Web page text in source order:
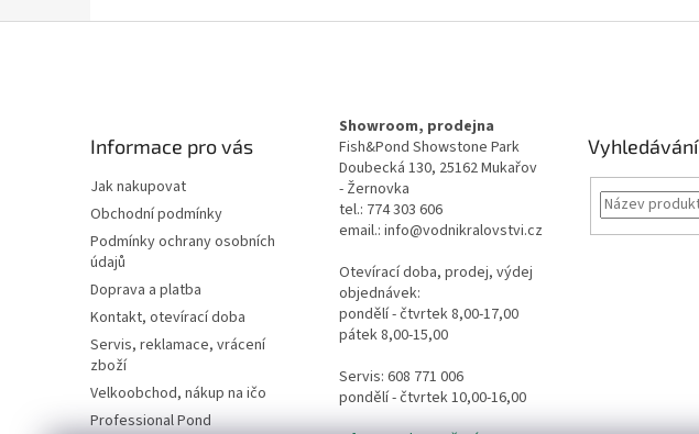
Informace pro vás
Jak nakupovat
Obchodní podmínky
Podmínky ochrany osobních
údajů
Doprava a platba
Kontakt, otevírací doba
Servis, reklamace, vrácení
zboží
Velkoobchod, nákup na ičo
Professional Pond
Showroom, prodejna
Fish&Pond Showstone Park
Doubecká 130, 25162 Mukařov
- Žernovka
tel.: 774 303 606
email.: info@vodnikralovstvi.cz
Otevírací doba, prodej, výdej
objednávek:
pondělí - čtvrtek 8,00-17,00
pátek 8,00-15,00
Servis: 608 771 006
pondělí - čtvrtek 10,00-16,00
Vyhledávání